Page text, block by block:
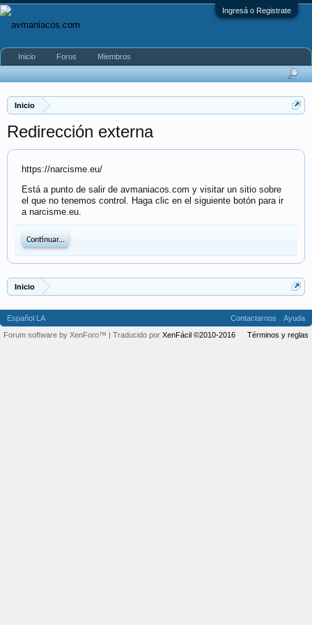
Ingresá o Registrate
Inicio
Redirección externa
https://narcisme.eu/
Está a punto de salir de avmaniacos.com y visitar un sitio sobre
el que no tenemos control. Haga clic en el siguiente botón para ir
a narcisme.eu.
Continuar...
Inicio
Inicio Foros Miembros
Español LA Contactarnos
Ayuda
Términos y reglas
Forum software by XenForo™ | Traducido por XenFácil ©2010-2016